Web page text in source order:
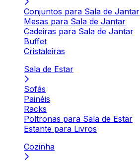
Conjuntos para Sala de Jantar
Mesas para Sala de Jantar
Cadeiras para Sala de Jantar
Buffet
Cristaleiras
Sala de Estar
Sofás
Painéis
Racks
Poltronas para Sala de Estar
Estante para Livros
Cozinha